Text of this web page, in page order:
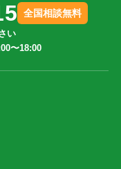
全国相談無料
い
〜18:00